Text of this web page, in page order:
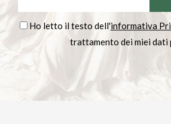
Ho letto il testo dell'informativa
trattamento dei miei dati